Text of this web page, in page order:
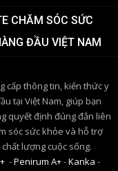
CHĂM SÓC SỨC
ĐẦU VIỆT NAM
cấp thông tin, kiến thức y
tại Việt Nam, giúp bạn
quyết định đúng đắn liên
sóc sức khỏe và hỗ trợ
lượng cuộc sống.
-Penirum A+-Kanka -